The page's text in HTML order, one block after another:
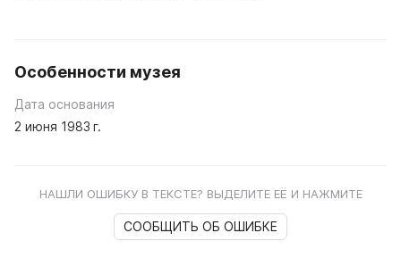
Особенности музея
Дата основания
2 июня 1983 г.
НАШЛИ ОШИБКУ В ТЕКСТЕ? ВЫДЕЛИТЕ ЕЁ И НАЖМИТЕ
СООБЩИТЬ ОБ ОШИБКЕ